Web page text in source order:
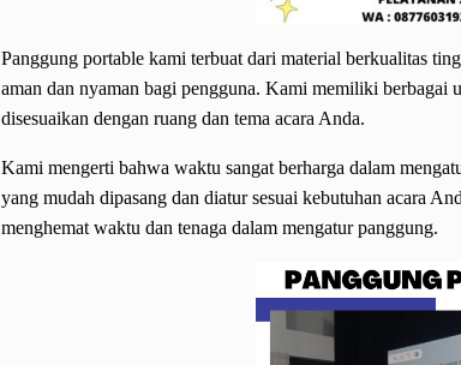
Panggung portable kami terbuat dari material berkualitas
aman dan nyaman bagi pengguna. Kami memiliki berbagai
disesuaikan dengan ruang dan tema acara Anda.
Kami mengerti bahwa waktu sangat berharga dalam
yang mudah dipasang dan diatur sesuai kebutuhan acara
menghemat waktu dan tenaga dalam mengatur panggung.